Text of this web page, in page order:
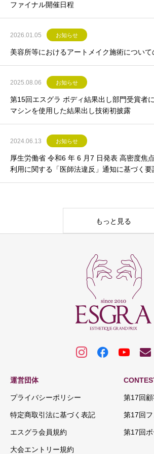
ファイナル開催日程
2026.01.05 お知らせ
美容所等におけるアートメイク施術について
2025.08.06 お知らせ
第15回エスグラ ボディ結果出し部門受賞者
マシンを使用した結果出し技術初披露
2024.06.13 お知らせ
厚生労働省 令和6 年 6 月7 日発表 高密度焦
利用に関する「医師法違反」通知に基づく要
もっと見る
運営団体
プライバシーポリシー
特定商取引法に基づく表記
エスグラ会員規約
大会エントリー規約
第17回
第17回
第17回